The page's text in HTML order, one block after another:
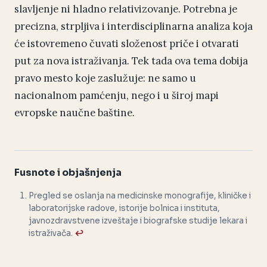
slavljenje ni hladno relativizovanje. Potrebna je
precizna, strpljiva i interdisciplinarna analiza koja
će istovremeno čuvati složenost priče i otvarati
put za nova istraživanja. Tek tada ova tema dobija
pravo mesto koje zaslužuje: ne samo u
nacionalnom pamćenju, nego i u široj mapi
evropske naučne baštine.
Fusnote i objašnjenja
Pregled se oslanja na medicinske monografije, kliničke i
laboratorijske radove, istorije bolnica i instituta,
javnozdravstvene izveštaje i biografske studije lekara i
istraživača. ↩